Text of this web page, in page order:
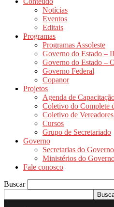
Notícias
Eventos
Editais
Programas
Programas Assoleste
Governo do Estado –
Governo do Estado –
Governo Federal
Copanor
Projetos
Agenda de
Coletivo do Complete
Coletivo de Vereadores
Cursos
Grupo de Secretariado
Governo
Secretarias do
Ministérios do
Fale conosco
Buscar